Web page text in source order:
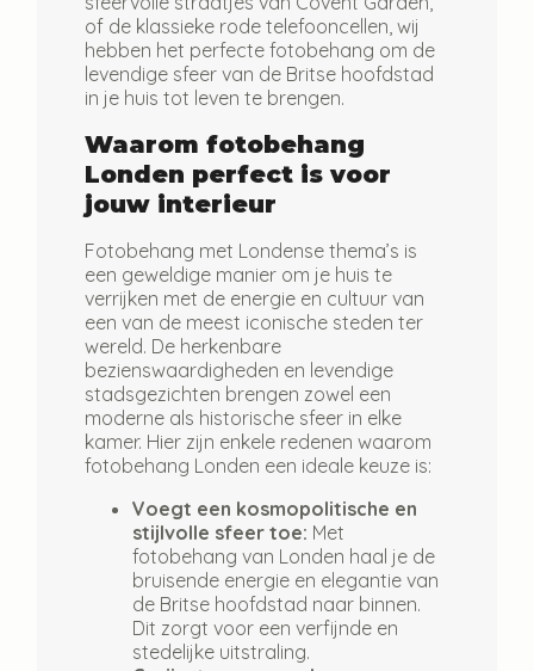
of de klassieke rode telefooncellen, wij
hebben het perfecte fotobehang om de
levendige sfeer van de Britse hoofdstad
in je huis tot leven te brengen.
Waarom fotobehang
Londen perfect is voor
jouw interieur
Fotobehang met Londense thema’s is
een geweldige manier om je huis te
verrijken met de energie en cultuur van
een van de meest iconische steden ter
wereld. De herkenbare
bezienswaardigheden en levendige
stadsgezichten brengen zowel een
moderne als historische sfeer in elke
kamer. Hier zijn enkele redenen waarom
fotobehang Londen een ideale keuze is:
Voegt een kosmopolitische en
stijlvolle sfeer toe: Met
fotobehang van Londen haal je de
bruisende energie en elegantie van
de Britse hoofdstad naar binnen.
Dit zorgt voor een verfijnde en
stedelijke uitstraling.